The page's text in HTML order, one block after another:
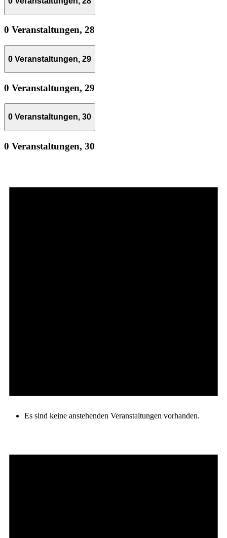
0 Veranstaltungen, 28
0 Veranstaltungen, 29
0 Veranstaltungen, 29
0 Veranstaltungen, 30
0 Veranstaltungen, 30
Es sind keine anstehenden Veranstaltungen vorhanden.